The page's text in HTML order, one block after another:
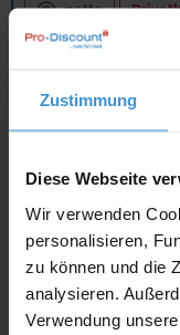
Zustimmung
Diese Webseite
Wir verwenden
personalisieren,
zu können und die
analysieren.
Verwendung
netto
Lieferzeiten
Artikel mit